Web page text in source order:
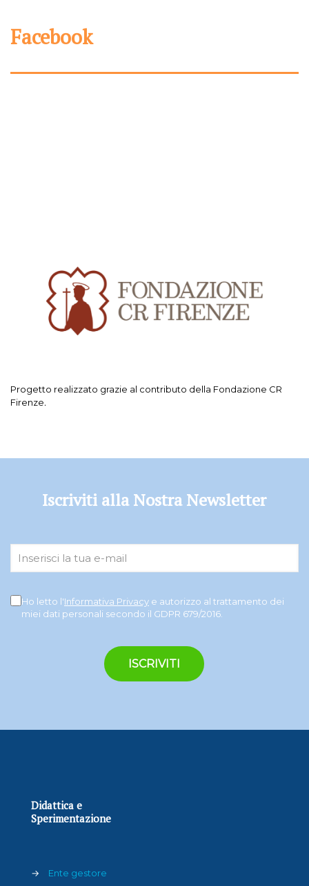
Facebook
Progetto realizzato grazie al contributo della Fondazione CR
Firenze.
Iscriviti alla Nostra Newsletter
Ho letto l'Informativa Privacye autorizzo al trattamento dei
miei dati personali secondo il GDPR 679/2016.
Didattica e
Sperimentazione
→ Ente gestore